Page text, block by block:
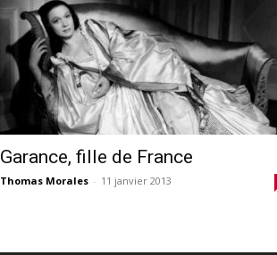
Garance, fille de France
Thomas Morales - 11 janvier 2013